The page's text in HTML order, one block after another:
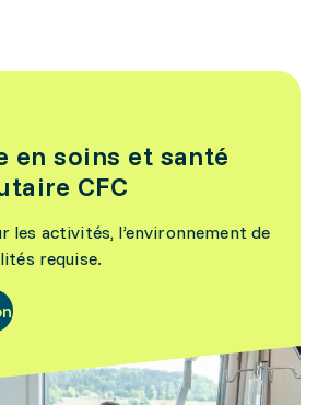
en soins et santé
CFC
les activités, l’environnement de
requise.